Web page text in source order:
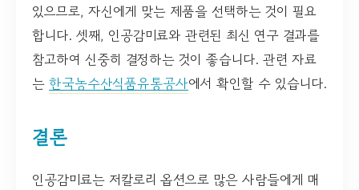
있으므로, 자신에게 맞는 제품을 선택하는 것이 필요
합니다. 셋째, 인공감미료와 관련된 최신 연구 결과를
참고하여 신중히 결정하는 것이 좋습니다. 관련 자료
는 한국농수산식품유통공사에서 확인할 수 있습니다.
결론
인공감미료는 저칼로리 옵션으로 많은 사람들에게 매